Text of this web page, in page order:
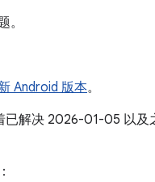
Android 版本。
解决 2026-01-05 以及